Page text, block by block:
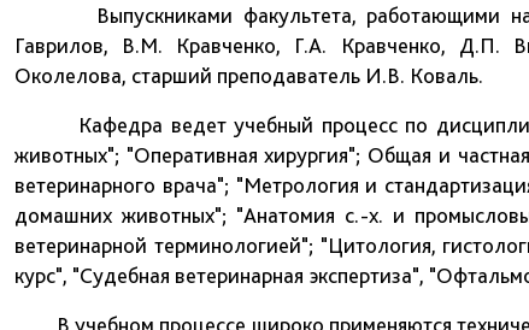
Выпускниками факультета, работающими на
Гаврилов, В.М. Кравченко, Г.А. Кравченко, Д.П.
Околелова, старший преподаватель И.В. Коваль.
Кафедра ведет учебный процесс по
животных"; "Оперативная хирургия"; Общая и
ветеринарного врача"; "Метрология и
домашних животных"; "Анатомия с.-х. и
ветеринарной терминологией"; "Цитология,
курс", "Судебная ветеринарная экспертиза",
В учебном процессе широко применяются